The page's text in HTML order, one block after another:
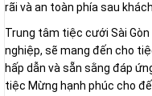
rãi và an toàn phía sau
Trung tâm tiệc cưới Sài Gòn
nghiệp, sẽ mang đến cho
hấp dẫn và sẵn sằng đáp
tiệc Mừng hạnh phúc cho